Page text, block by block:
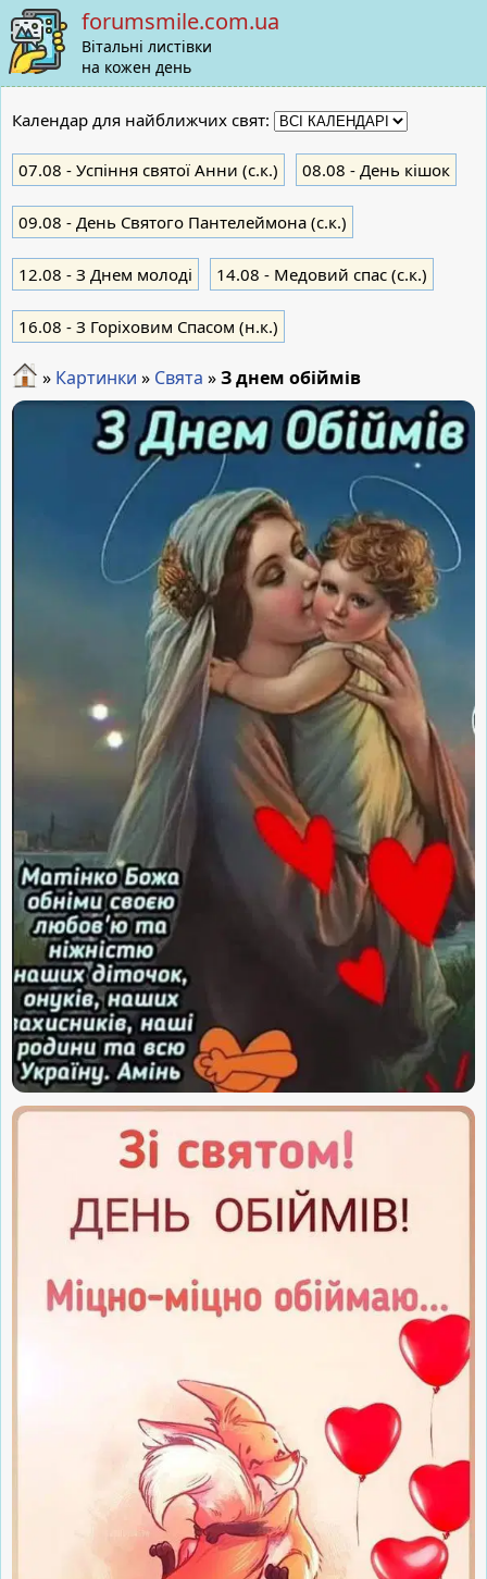
forumsmile.com.ua
Вітальні листівки
на кожен день
Календар для найближчих свят:
07.08 - Успіння святої Анни (с.к.) 08.08 - День кішок
09.08 - День Святого Пантелеймона (с.к.)
12.08 - З Днем молоді 14.08 - Медовий спас (с.к.)
16.08 - З Горіховим Спасом (н.к.)
» Картинки » Свята »З днем обіймів